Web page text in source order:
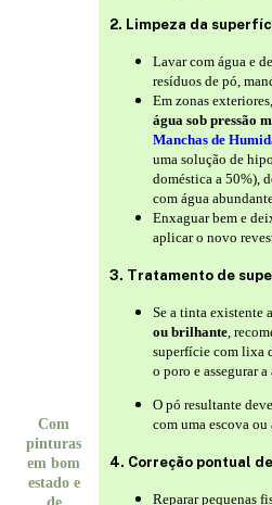
Com
pinturas
em bom
estado e
2. Limpeza da
Lavar com água e
resíduos de pó,
Em zonas
água sob pressão
Manchas de
uma solução de
doméstica a 50%),
com água
Enxaguar bem e
aplicar o novo
3. Tratamento de
Se a tinta existente
ou brilhante,
superfície com lixa
o poro e assegurar
O pó resultante
com uma escova ou
4. Correção pontual
Reparar pequenas